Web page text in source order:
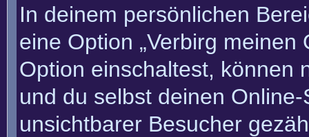
In deinem persönlichen
eine Option „Verbirg meinen
Option einschaltest, können
und du selbst deinen
unsichtbarer Besucher